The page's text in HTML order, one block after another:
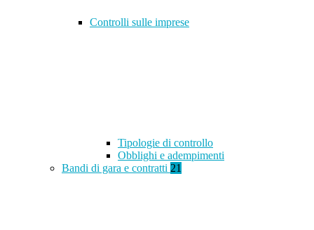
Controlli sulle imprese
Tipologie di controllo
Obblighi e adempimenti
Bandi di gara e contratti 21